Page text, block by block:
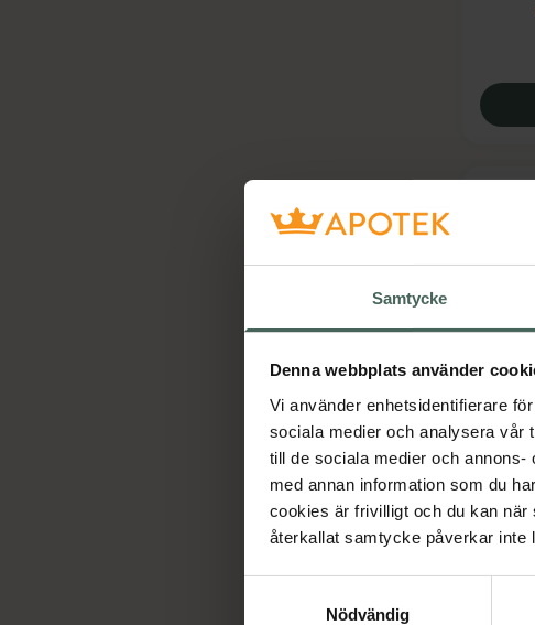
Samtycke
Denna webbplats använder
Vi använder enhetsidentifierare
sociala medier och analysera vår
till de sociala medier och
med annan information som du
cookies är frivilligt och du kan
återkallat samtycke påverkar inte
Nödvändig
5 av 5